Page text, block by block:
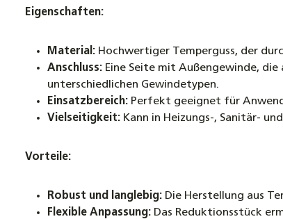
Eigenschaften:
Material: Hochwertiger Temperguss, der
Anschluss: Eine Seite mit Außengewinde,
unterschiedlichen Gewindetypen.
Einsatzbereich: Perfekt geeignet für
Vielseitigkeit: Kann in Heizungs-, Sanitär-
Vorteile:
Robust und langlebig: Die Herstellung aus
Flexible Anpassung: Das Reduktionsstück